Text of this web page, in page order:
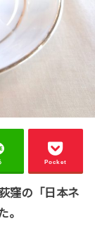
Pocket
窪の「日本ネ
。